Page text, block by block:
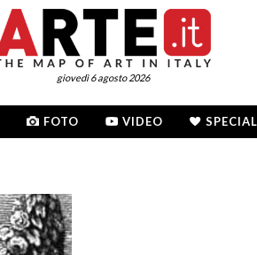
giovedì 6 agosto 2026
FOTO VIDEO